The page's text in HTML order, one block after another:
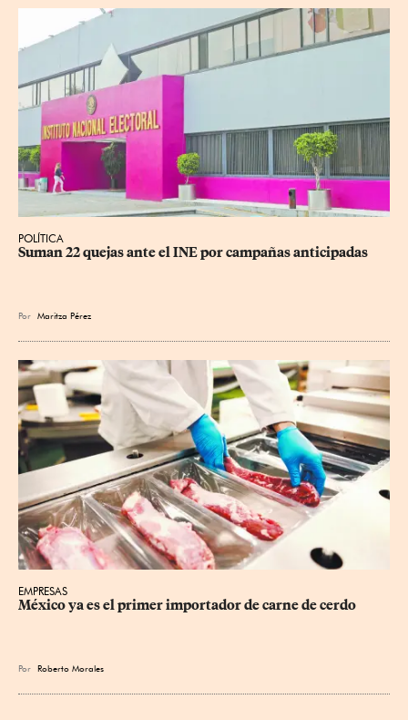
POLÍTICA
Suman 22 quejas ante el INE por campañas anticipadas
Por Maritza Pérez
EMPRESAS
México ya es el primer importador de carne de cerdo
Por Roberto Morales